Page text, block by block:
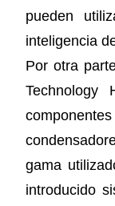
pueden
inteligencia
Por otra
Technology
gama
introducido